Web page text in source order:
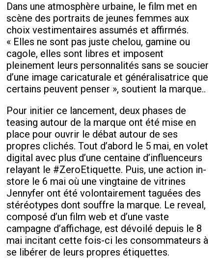
Dans une atmosphère urbaine, le film met en
scène des portraits de jeunes femmes aux
choix vestimentaires assumés et affirmés.
« Elles ne sont pas juste chelou, gamine ou
cagole, elles sont libres et imposent
pleinement leurs personnalités sans se soucier
d’une image caricaturale et généralisatrice que
certains peuvent penser », soutient la marque..
Pour initier ce lancement, deux phases de
teasing autour de la marque ont été mise en
place pour ouvrir le débat autour de ses
propres clichés. Tout d’abord le 5 mai, en volet
digital avec plus d’une centaine d’influenceurs
relayant le #ZeroEtiquette. Puis, une action in-
store le 6 mai où une vingtaine de vitrines
Jennyfer ont été volontairement taguées des
stéréotypes dont souffre la marque. Le reveal,
composé d’un film web et d’une vaste
campagne d’affichage, est dévoilé depuis le 8
mai incitant cette fois-ci les consommateurs à
se libérer de leurs propres étiquettes.